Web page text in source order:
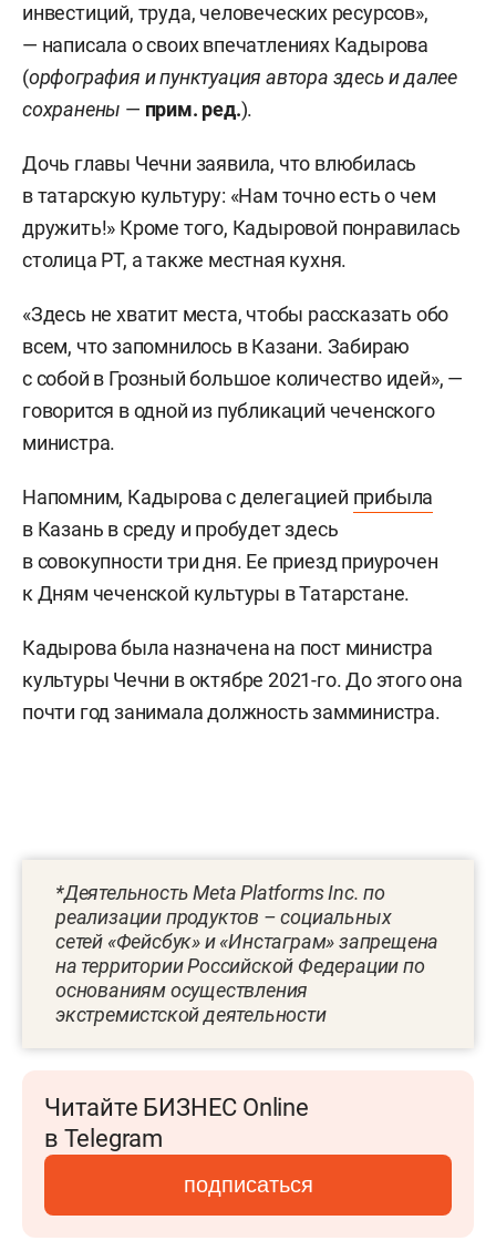
инвестиций, труда, человеческих ресурсов»,
— написала о своих впечатлениях Кадырова
(орфография и пунктуация автора здесь и далее
сохранены — прим. ред.).
Дочь главы Чечни заявила, что влюбилась
в татарскую культуру: «Нам точно есть о чем
дружить!» Кроме того, Кадыровой понравилась
столица РТ, а также местная кухня.
«Здесь не хватит места, чтобы рассказать обо
всем, что запомнилось в Казани. Забираю
с собой в Грозный большое количество идей», —
говорится в одной из публикаций чеченского
министра.
Напомним, Кадырова с делегацией прибыла
в Казань в среду и пробудет здесь
в совокупности три дня. Ее приезд приурочен
к Дням чеченской культуры в Татарстане.
Кадырова была назначена на пост министра
культуры Чечни в октябре 2021-го. До этого она
почти год занимала должность замминистра.
*Деятельность Meta Platforms Inc. по
реализации продуктов – социальных
сетей «Фейсбук» и «Инстаграм» запрещена
на территории Российской Федерации по
основаниям осуществления
экстремистской деятельности
Читайте БИЗНЕС Online
в Telegram
подписаться